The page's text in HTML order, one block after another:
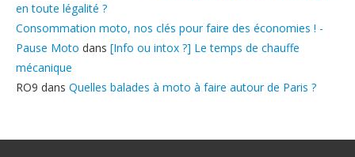
en toute légalité ?
Consommation moto, nos clés pour faire des économies ! -
Pause Moto dans [Info ou intox ?] Le temps de chauffe
mécanique
RO9 dans Quelles balades à moto à faire autour de Paris ?